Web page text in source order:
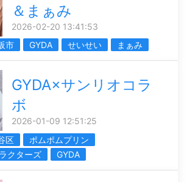
＆まぁみ
2026-02-20 13:41:53
市 GYDA せいせい まぁみ
GYDA×サンリオコラ
ボ
2026-01-09 12:51:25
区
ポムポムプリン
クターズ
GYDA